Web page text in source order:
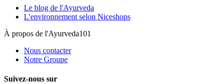
Le blog de l'Ayurveda
L'environnement selon Niceshops
À propos de l'Ayurveda101
Nous contacter
Notre Groupe
Suivez-nous sur